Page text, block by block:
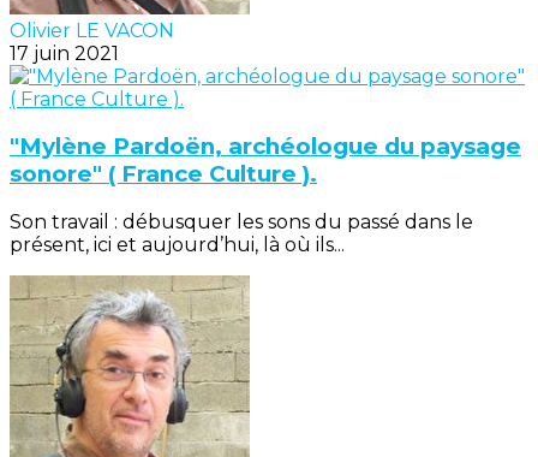
Olivier LE VACON
17 juin 2021
"Mylène Pardoën, archéologue du paysage
sonore" ( France Culture ).
Son travail : débusquer les sons du passé dans le
présent, ici et aujourd’hui, là où ils...